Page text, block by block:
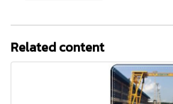
Related content